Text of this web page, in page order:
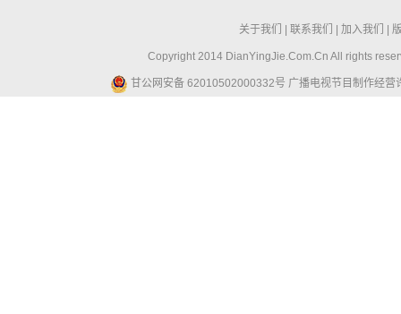
关于我们 联系我们 加入我们
Copyright 2014 DianYingJie.Com.Cn All rights
甘公网安备 62010502000332号 广播电视节目制作经